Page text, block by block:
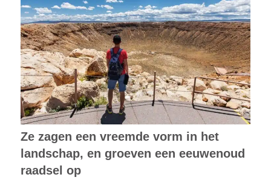
Ze zagen een vreemde vorm in het
landschap, en groeven een eeuwenoud
raadsel op